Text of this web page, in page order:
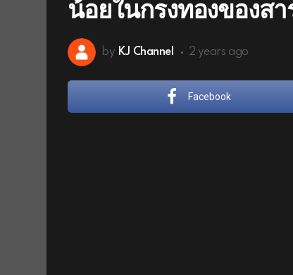
น้อยในกรงทองของส
by KJ Channel 2 years ago
Facebook